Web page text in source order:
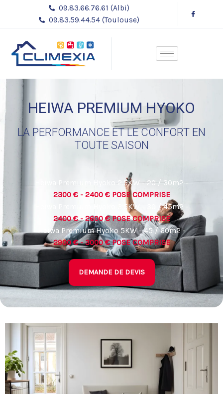
contenu
09.83.66.76.61 (Albi)
09.83.59.44.54 (Toulouse)
HEIWA PREMIUM HYOKO
LA PERFORMANCE ET LE CONFORT EN
TOUTE SAISON
Heiwa Premium Hyoko 2.5KW - 20 / 30m2 -
2300 € - 2400 € POSE COMPRISE
Heiwa Premium Hyoko 3.5KW - 30 / 45m2 -
2400 € - 2600 € POSE COMPRISE
Heiwa Premium Hyoko 5KW - 45 / 60m2 -
2900 € - 3000 € POSE COMPRISE
DEMANDE DE DEVIS